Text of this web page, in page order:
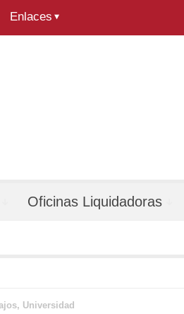
Enlaces
Oficinas Liquidadoras
, Universidad